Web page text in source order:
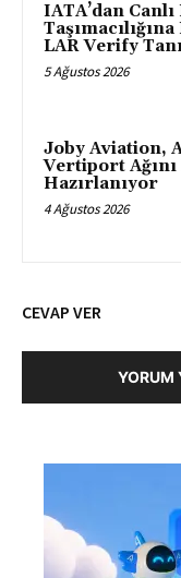
IATA’dan
LAR Verify
5 Ağustos 2026
Joby Aviation,
Vertiport
Hazırlanıyor
4 Ağustos 2026
CEVAP VER
YORUM